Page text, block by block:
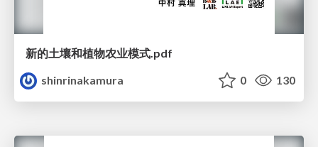
新的土壤和植物农业模式.pdf
shinrinakamura
0 130